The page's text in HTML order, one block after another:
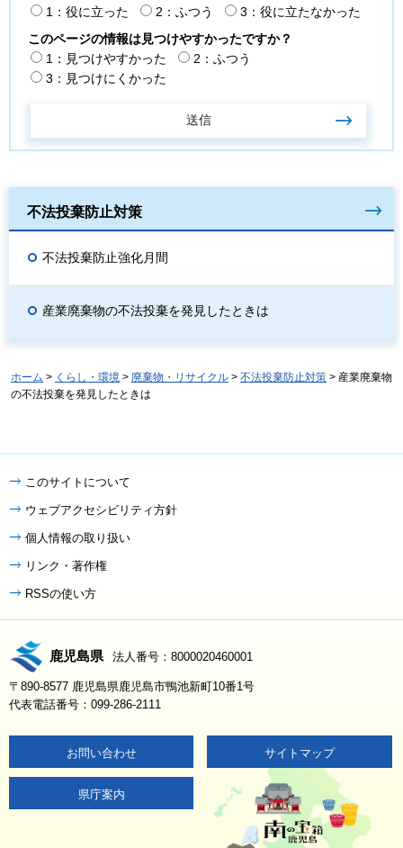
1：役に立った
2：ふつう
3：役に立たなかった
このページの情報は見つけやすかったですか？
1：見つけやすかった
2：ふつう
3：見つけにくかった
不法投棄防止対策
不法投棄防止強化月間
産業廃棄物の不法投棄を発見したときは
ホーム > くらし・環境 > 廃棄物・リサイクル > 不法投棄防止対策 > 産業廃棄物
の不法投棄を発見したときは
このサイトについて
ウェブアクセシビリティ方針
個人情報の取り扱い
リンク・著作権
RSSの使い方
鹿児島県 法人番号：8000020460001
〒890-8577 鹿児島県鹿児島市鴨池新町10番1号
代表電話番号：099-286-2111
お問い合わせ サイトマップ
県庁案内